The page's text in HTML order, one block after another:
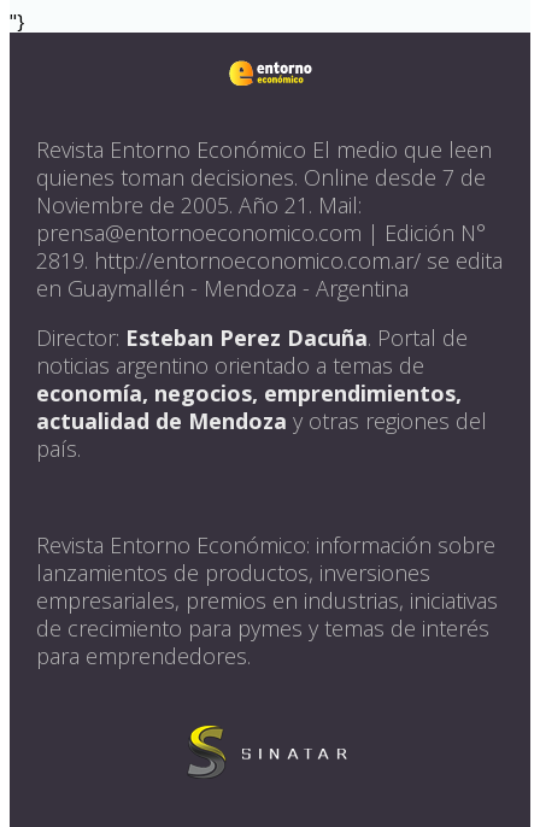
"}
Revista Entorno Económico El medio que leen
quienes toman decisiones. Online desde 7 de
Noviembre de 2005. Año 21. Mail:
prensa@entornoeconomico.com | Edición N°
2819. http://entornoeconomico.com.ar/ se edita
en Guaymallén - Mendoza - Argentina
Director: Esteban Perez Dacuña. Portal de
noticias argentino orientado a temas de
economía, negocios, emprendimientos,
actualidad de Mendoza y otras regiones del
país.
Revista Entorno Económico: información sobre
lanzamientos de productos, inversiones
empresariales, premios en industrias, iniciativas
de crecimiento para pymes y temas de interés
para emprendedores.